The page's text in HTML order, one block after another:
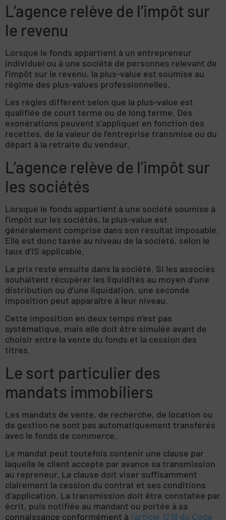
L’agence relève de l’impôt sur
le revenu
Lorsque le fonds appartient à un entrepreneur
individuel ou à une société de personnes relevant de
l’impôt sur le revenu, la plus-value est soumise au
régime des plus-values professionnelles.
Les règles diffèrent selon que la plus-value est
qualifiée de court terme ou de long terme. Des
exonérations peuvent s’appliquer en fonction des
recettes, de la valeur de l’entreprise transmise ou du
départ à la retraite du vendeur.
L’agence relève de l’impôt sur
les sociétés
Lorsque le fonds appartient à une société soumise à
l’impôt sur les sociétés, la plus-value est
généralement comprise dans son résultat imposable.
Elle est donc taxée au niveau de la société, selon le
taux d’IS applicable.
Le prix reste ensuite dans la société. Si les associés
souhaitent récupérer les liquidités au moyen d’une
distribution ou d’une liquidation, une seconde
imposition peut apparaître à leur niveau.
Cette imposition en deux temps n’est pas
systématique, mais elle doit être simulée avant de
choisir entre la vente du fonds et la cession des
titres.
Le sort particulier des
mandats immobiliers
Les mandats de vente, de recherche, de location ou
de gestion ne sont pas automatiquement transférés
avec le fonds de commerce.
Le mandat peut toutefois contenir une clause par
laquelle le client accepte par avance sa transmission
au repreneur. La clause doit viser suffisamment
clairement la cession du contrat et ses conditions
d’application. La transmission doit être constatée par
écrit, puis notifiée au mandant ou portée à sa
connaissance conformément à l’article 1216 du Code